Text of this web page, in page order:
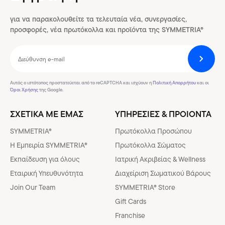
για να παρακολουθείτε τα τελευταία νέα, συνεργασίες,
προσφορές, νέα πρωτόκολλα και προϊόντα της SYMMETRIA®
Αυτός ο ιστότοπος προστατεύεται από το reCAPTCHA και ισχύουν ηΠολιτική Απορρήτουκαι οι
Όροι Χρήσηςτης Google.
ΣΧΕΤΙΚΑ ΜΕ ΕΜΑΣ
SYMMETRIA®
H Εμπειρία SYMMETRIA®
Εκπαίδευση για όλους
Εταιρική Υπευθυνότητα
Join Our Team
ΥΠΗΡΕΣΙΕΣ & ΠΡΟΙΟΝΤΑ
Πρωτόκολλα Προσώπου
Πρωτόκολλα Σώματος
Ιατρική Ακριβείας & Wellness
Διαχείριση Σωματικού Βάρους
SYMMETRIA® Store
Gift Cards
Franchise